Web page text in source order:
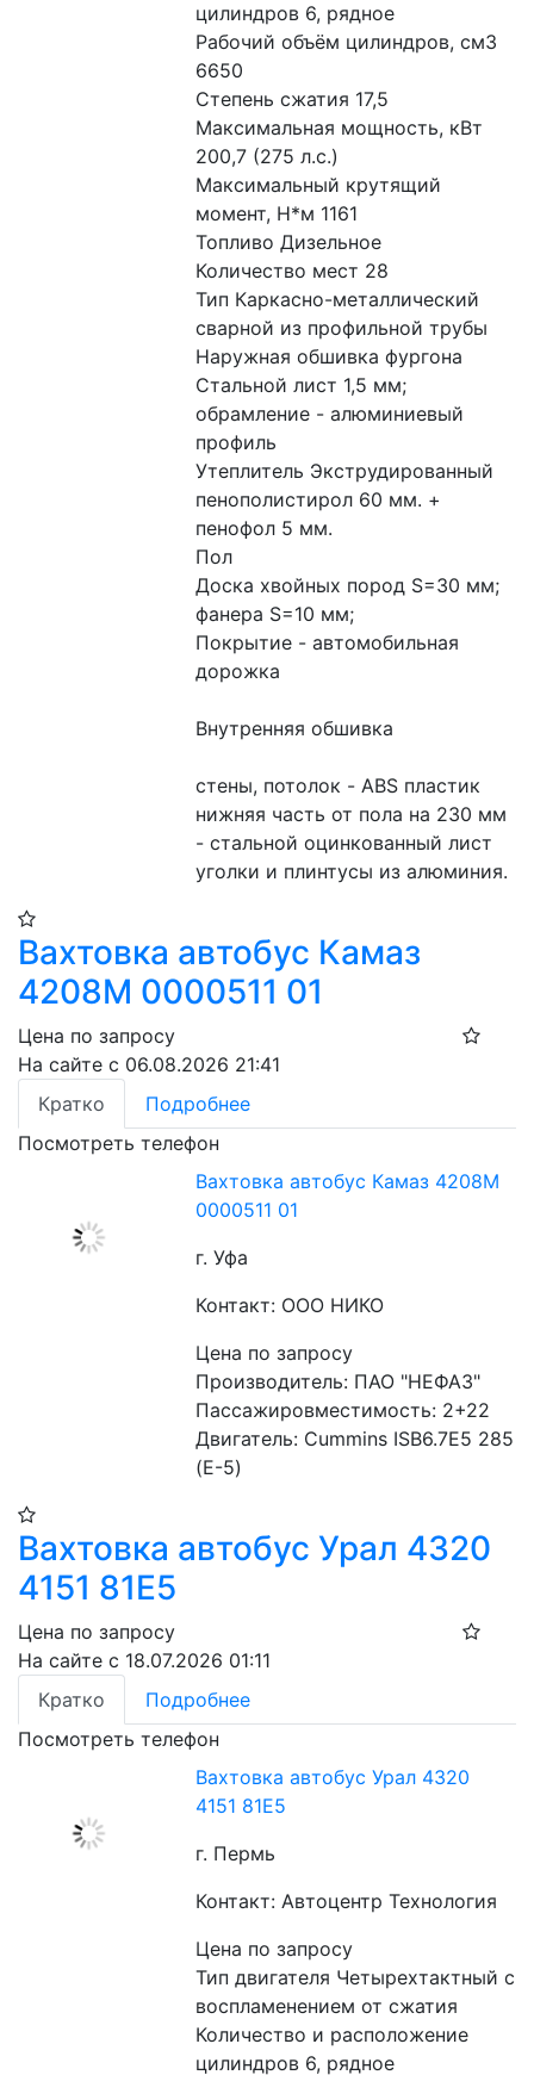
цилиндров 6, рядное
Рабочий объём цилиндров, см3
6650
Степень сжатия 17,5
Максимальная мощность, кВт
200,7 (275 л.с.)
Максимальный крутящий
момент, Н*м 1161
Топливо Дизельное
Количество мест 28
Тип Каркасно-металлический
сварной из профильной трубы
Наружная обшивка фургона
Стальной лист 1,5 мм;
обрамление - алюминиевый
профиль
Утеплитель Экструдированный
пенополистирол 60 мм. +
пенофол 5 мм.
Пол
Доска хвойных пород S=30 мм;
фанера S=10 мм;
Покрытие - автомобильная
дорожка
Внутренняя обшивка
стены, потолок - ABS пластик
нижняя часть от пола на 230 мм
- стальной оцинкованный лист
уголки и плинтусы из алюминия.
Вахтовка автобус Камаз
4208М 0000511 01
Цена по запросу
На сайте с 06.08.2026 21:41
Кратко
Подробнее
Посмотреть телефон
Вахтовка автобус Камаз 4208М
0000511 01
г. Уфа
Контакт: ООО НИКО
Цена по запросу
Производитель: ПАО "НЕФАЗ"
Пассажировместимость: 2+22
Двигатель: Cummins ISB6.7E5 285
(Е-5)
Вахтовка автобус Урал 4320
4151 81Е5
Цена по запросу
На сайте с 18.07.2026 01:11
Кратко
Подробнее
Посмотреть телефон
Вахтовка автобус Урал 4320
4151 81Е5
г. Пермь
Контакт: Автоцентр Технология
Цена по запросу
Тип двигателя Четырехтактный с
воспламенением от сжатия
Количество и расположение
цилиндров 6, рядное